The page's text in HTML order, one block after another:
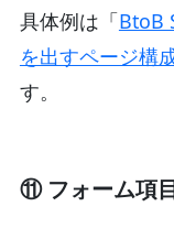
具体例は「BtoB
を出すページ構
す。
⑪ フォーム項